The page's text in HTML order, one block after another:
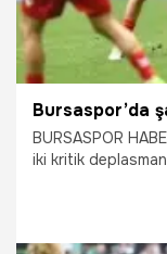
BURSASPOR
iki kritik